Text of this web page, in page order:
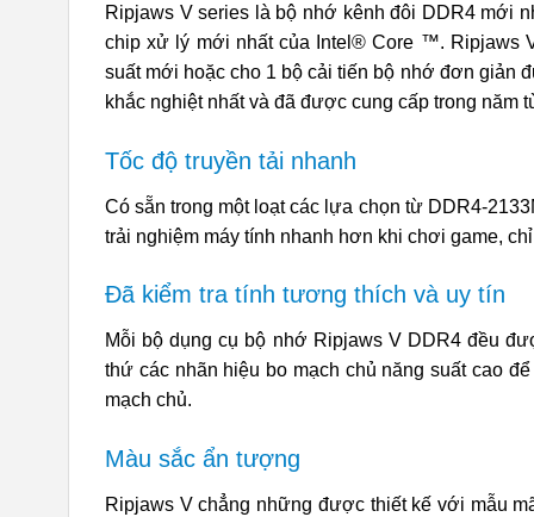
Ripjaws V series là bộ nhớ kênh đôi DDR4 mới
chip xử lý mới nhất của Intel® Core ™. Ripjaws
suất mới hoặc cho 1 bộ cải tiến bộ nhớ đơn giản
khắc nghiệt nhất và đã được cung cấp trong năm
Tốc độ truyền tải nhanh
Có sẵn trong một loạt các lựa chọn từ DDR4-
trải nghiệm máy tính nhanh hơn khi chơi game,
Đã kiểm tra tính tương thích và uy tín
Mỗi bộ dụng cụ bộ nhớ Ripjaws V DDR4 đều
thứ các nhãn hiệu bo mạch chủ năng suất cao
mạch chủ.
Màu sắc ẩn tượng
Ripjaws V chẳng những được thiết kế với mẫu